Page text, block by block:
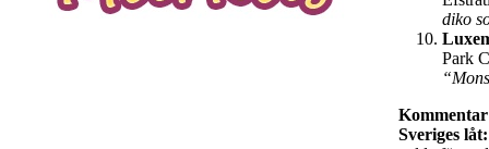
diko
L
Park
Sveriges låt: